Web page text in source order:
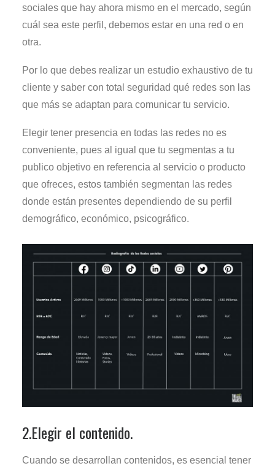
sociales que hay ahora mismo en el mercado, según
cuál sea este perfil, debemos estar en una red o en
otra.
Por lo que debes realizar un estudio exhaustivo de tu
cliente y saber con total seguridad qué redes son las
que más se adaptan para comunicar tu servicio.
Elegir tener presencia en todas las redes no es
conveniente, pues al igual que tu segmentas a tu
publico objetivo en referencia al servicio o producto
que ofreces, estos también segmentan las redes
donde están presentes dependiendo de su perfil
demográfico, económico, psicográfico.
2.Elegir el contenido.
Cuando se desarrollan contenidos, es esencial tener